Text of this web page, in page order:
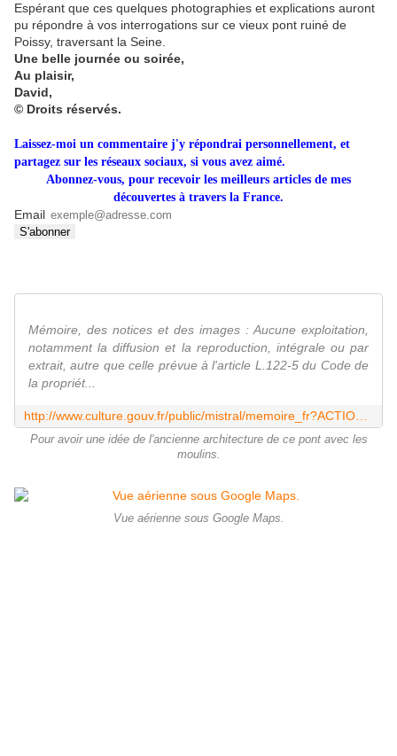
Espérant que ces quelques photographies et explications auront
pu répondre à vos interrogations sur ce vieux pont ruiné de
Poissy, traversant la Seine.
Une belle journée ou soirée,
Au plaisir,
David,
© Droits réservés.
Laissez-moi un commentaire j'y répondrai personnellement, et
partagez sur les réseaux sociaux, si vous avez aimé.
Abonnez-vous, pour recevoir les meilleurs articles de mes
découvertes à travers la France.
Email
Mémoire, des notices et des images : Aucune exploitation,
notamment la diffusion et la reproduction, intégrale ou par
extrait, autre que celle prévue à l'article L.122-5 du Code de
la propriét...
Pour avoir une idée de l'ancienne architecture de ce pont avec les
moulins.
Vue aérienne sous Google Maps.